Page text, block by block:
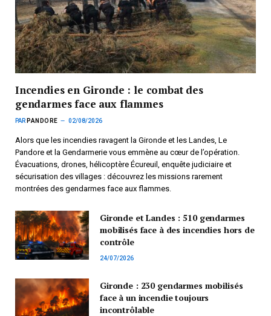
Incendies en Gironde : le combat des
gendarmes face aux flammes
PAR PANDORE 02/08/2026
Alors que les incendies ravagent la Gironde et les Landes, Le
Pandore et la Gendarmerie vous emmène au cœur de l’opération.
Évacuations, drones, hélicoptère Écureuil, enquête judiciaire et
sécurisation des villages : découvrez les missions rarement
montrées des gendarmes face aux flammes.
Gironde et Landes : 510 gendarmes
mobilisés face à des incendies hors de
contrôle
24/07/2026
Gironde : 230 gendarmes mobilisés
face à un incendie toujours
incontrôlable